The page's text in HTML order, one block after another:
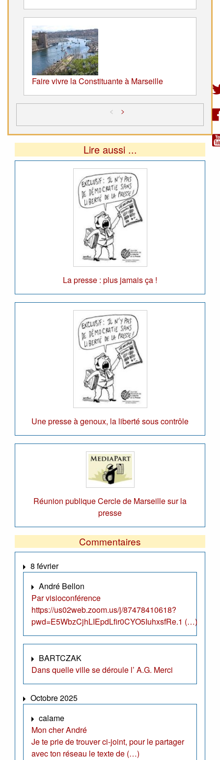
Faire vivre la Constituante à Marseille
< >
Lire aussi ...
La presse : plus jamais ça !
Une presse à genoux, la liberté sous contrôle
Réunion publique Cercle de Marseille sur la
presse
Commentaires
8 février
André Bellon
Par visioconférence
https://us02web.zoom.us/j/87478410618?
pwd=E5WbzCjhLIEpdLfir0CYO5IuhxsfRe.1 (…)
BARTCZAK
Dans quelle ville se déroule l’ A.G. Merci
Octobre 2025
calame
Mon cher André
Je te prie de trouver ci-joint, pour le partager
avec ton réseau le texte de (…)